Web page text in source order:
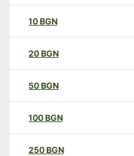
10 BGN
20 BGN
50 BGN
100 BGN
250 BGN